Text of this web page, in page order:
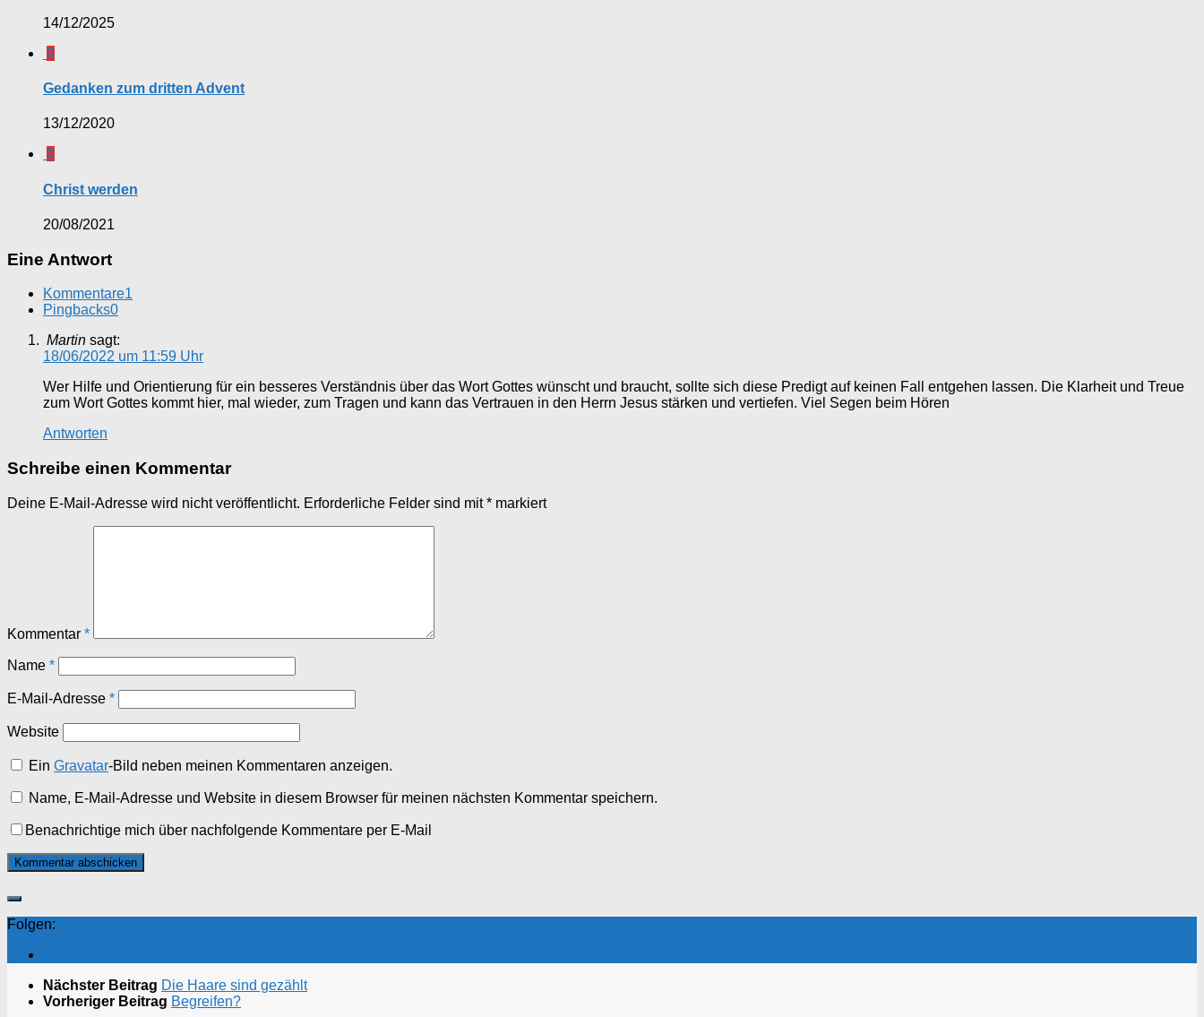
14/12/2025
0
Gedanken zum dritten Advent
13/12/2020
0
Christ werden
20/08/2021
Eine Antwort
Kommentare1
Pingbacks0
Martin sagt:
18/06/2022 um 11:59 Uhr
Wer Hilfe und Orientierung für ein besseres Verständnis über das Wort Gottes wünscht und braucht, sollte sich diese Predigt auf keinen Fall entgehen lassen. Die Klarheit und Treue
zum Wort Gottes kommt hier, mal wieder, zum Tragen und kann das Vertrauen in den Herrn Jesus stärken und vertiefen. Viel Segen beim Hören
Antworten
Schreibe einen Kommentar
Deine E-Mail-Adresse wird nicht veröffentlicht. Erforderliche Felder sind mit* markiert
Kommentar *
Name *
E-Mail-Adresse *
Website
EinGravatar-Bild neben meinen Kommentaren anzeigen.
Name, E-Mail-Adresse und Website in diesem Browser für meinen nächsten Kommentar speichern.
Benachrichtige mich über nachfolgende Kommentare per E-Mail
Folgen:
Nächster Beitrag Die Haare sind gezählt
Vorheriger Beitrag Begreifen?